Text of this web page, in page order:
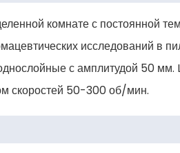
комнате с постоянной
исследований в
с амплитудой 50
скоростей 50-300 об/мин.